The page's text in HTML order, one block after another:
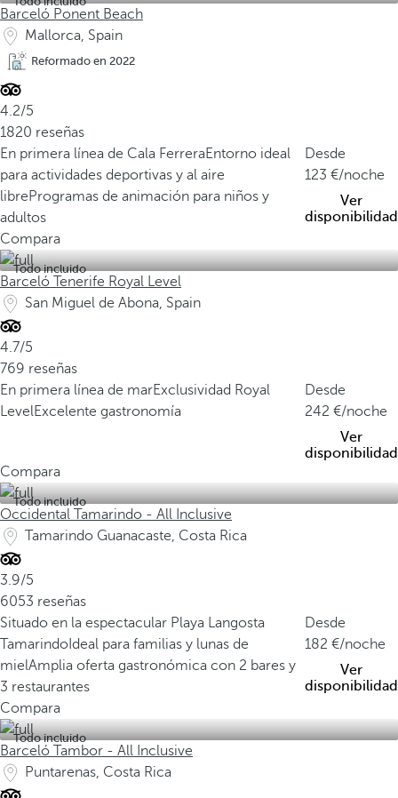
Barceló Ponent Beach
Mallorca, Spain
Reformado en 2022
4.2/5
1820 reseñas
En primera línea de Cala FerreraEntorno ideal
para actividades deportivas y al aire
libreProgramas de animación para niños y
adultos
Desde
123
/noche
Ver
disponibilidad
Compara
Todo incluido
Barceló Tenerife Royal Level
San Miguel de Abona, Spain
4.7/5
769 reseñas
En primera línea de marExclusividad Royal
LevelExcelente gastronomía
Desde
242
/noche
Ver
disponibilidad
Compara
Todo incluido
Occidental Tamarindo - All Inclusive
Tamarindo Guanacaste, Costa Rica
3.9/5
6053 reseñas
Situado en la espectacular Playa Langosta
Tamarindo Ideal para familias y lunas de
mielAmplia oferta gastronómica con 2 bares y
3 restaurantes
Desde
182
/noche
Ver
disponibilidad
Compara
Todo incluido
Barceló Tambor - All Inclusive
Puntarenas, Costa Rica